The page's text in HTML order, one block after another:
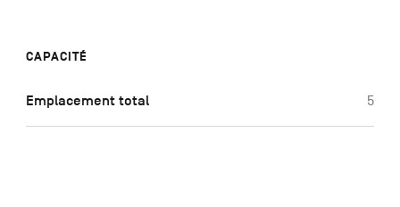
CAPACITÉ
Emplacement total 5